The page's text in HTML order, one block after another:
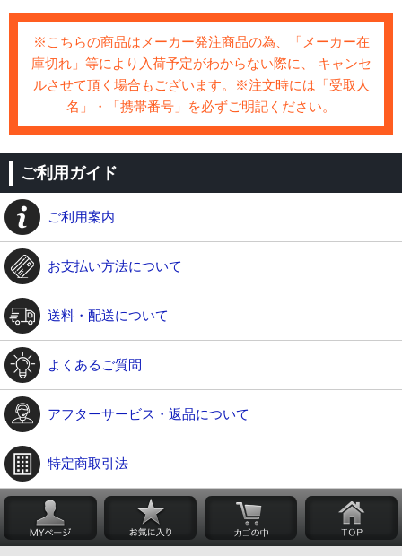
※こちらの商品はメーカー発注商品の為、「メーカー在
庫切れ」等により入荷予定がわからない際に、 キャンセ
ルさせて頂く場合もございます。※注文時には「受取人
名」・「携帯番号」を必ずご明記ください。
ご利用ガイド
ご利用案内
お支払い方法について
送料・配送について
よくあるご質問
アフターサービス・返品について
特定商取引法